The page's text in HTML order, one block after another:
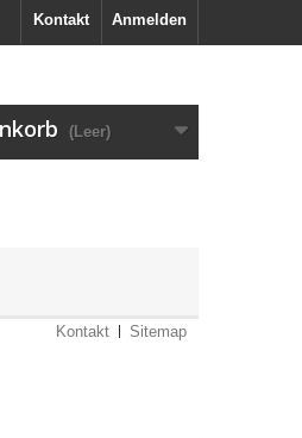
Anmelden
Kontakt
(Leer)
Kontakt Sitemap